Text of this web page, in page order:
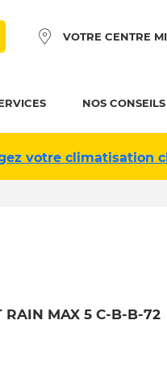
VOTRE CENTRE
NOS
votre climatisation
RAIN MAX 5 C-B-B-72